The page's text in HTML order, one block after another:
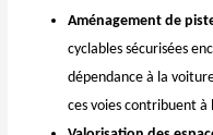
Aménagement de
cyclables sécurisées
dépendance à la
ces voies contribuent à